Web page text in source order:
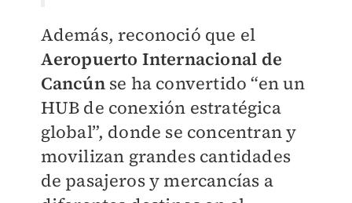
Además, reconoció que el
Aeropuerto Internacional de
Cancúnse ha convertido “en un
HUB de conexión estratégica
global”, donde se concentran y
movilizan grandes cantidades
de pasajeros y mercancías a